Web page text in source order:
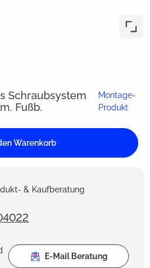
Schraubsystem
Fußb.
Montage-
Produkt
Warenkorb
& Kaufberatung
E-Mail Beratung